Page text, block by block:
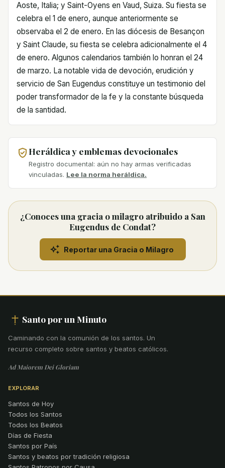
Aoste, Italia; y Saint-Oyens en Vaud, Suiza. Su fiesta se
celebra el 1 de enero, aunque anteriormente se
observaba el 2 de enero. En las diócesis de Besançon
y Saint Claude, su fiesta se celebra adicionalmente el 4
de enero. Algunos calendarios también lo honran el 24
de marzo. La notable vida de devoción, erudición y
servicio de San Eugendus constituye un testimonio del
poder transformador de la fe y la constante búsqueda
de la santidad.
Heráldica y emblemas devocionales
Registro documental: aún no hay armas verificadas
vinculadas. Lee la norma heráldica.
¿Conoces una gracia o milagro atribuido a San
Eugendus de Condat?
Reportar una Gracia o Milagro
Santo por un Minuto
Caminando con la comunión de los santos. Un
recurso completo sobre santos y beatos católicos.
Ad Maiorem Dei Gloriam
EXPLORAR
Santos de Hoy
Todos los Santos
Todos los Beatos
Días de Fiesta
Santos por País
Santos y beatos por tradición religiosa